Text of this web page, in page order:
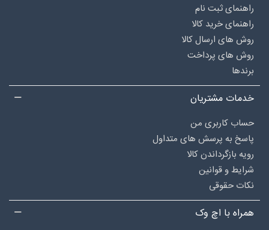
راهنمای ثبت نام
راهنمای خرید کالا
روش های ارسال کالا
روش های پرداخت
برندها
خدمات مشتریان
حساب کاربری من
پاسخ به پرسش های متداول
رویه بازگرداندن کالا
شرایط و قوانین
نکات حقوقی
همراه با اچ وک